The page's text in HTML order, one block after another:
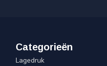
Categorieën
Lagedruk